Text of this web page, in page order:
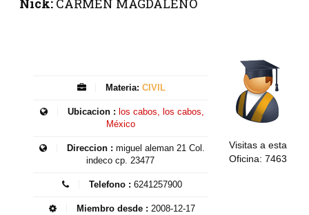
Nick:CARMEN MAGDALENO
Materia: CIVIL
Ubicacion : los cabos, los cabos,
México
Direccion : miguel aleman 21 Col.
indeco cp. 23477
Telefono : 6241257900
Miembro desde : 2008-12-17
Visitas a esta
Oficina: 7463